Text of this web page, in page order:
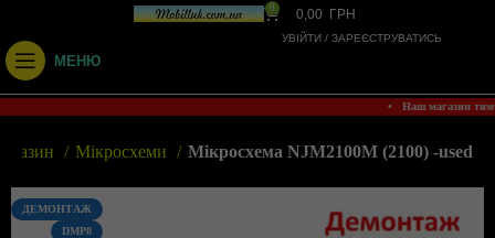
0 0,00 ГРН
УВІЙТИ / ЗАРЕЄСТРУВАТИСЬ
МЕНЮ
• Наш магазин
Мікросхеми Мікросхема NJM2100M (2100) -used
ДЕМОНТАЖ
DMP8